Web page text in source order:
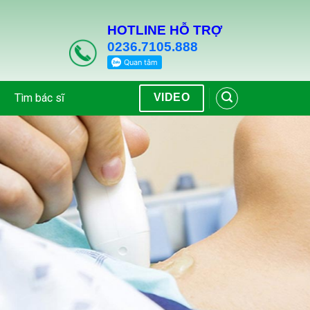
HOTLINE HỖ TRỢ
0236.7105.888
Tìm bác sĩ VIDEO